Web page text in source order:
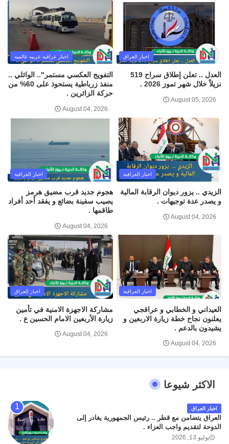
اخبار العراق
العدل .. تعلن إطلاق سراح 519
نزيلاً خلال شهر تموز 2026 .
August 05, 2026
اخبار عراقيه عربيه عالميه
التفويج العكسي مستمر".. الوائلي ..
منفذ زرباطية يستحوذ على 60% من
حركة الزائرين .
August 04, 2026
اخبار العراقية
الزيدي .. يزور ديوان الرقابة المالية
و يصدر عدة توجيهات .
August 04, 2026
اخبار العراقية
هجوم جديد قرب مضيق هرمز
يصيب سفينة بضائع و يفقد أحد أفراد
طاقمها .
August 04, 2026
اخبار العراقية
العيداني و الخطابي و عراقجي
يعلنون نجاح خطة زيارة الاربعين و
يشيدون بالدعم .
August 04, 2026
اخبار العراق
مشاركة الاجهزة الامنية في تأمين
زيارة الأربعين الامام الحسين ع .
August 04, 2026
الاكثر شيوعا
اخبار العراق
العراق يتضامن مع قطر .. رئيس الجمهورية يغادر إلى
الدوحة لتقديم واجب العزاء .
يوليو 13, 2026